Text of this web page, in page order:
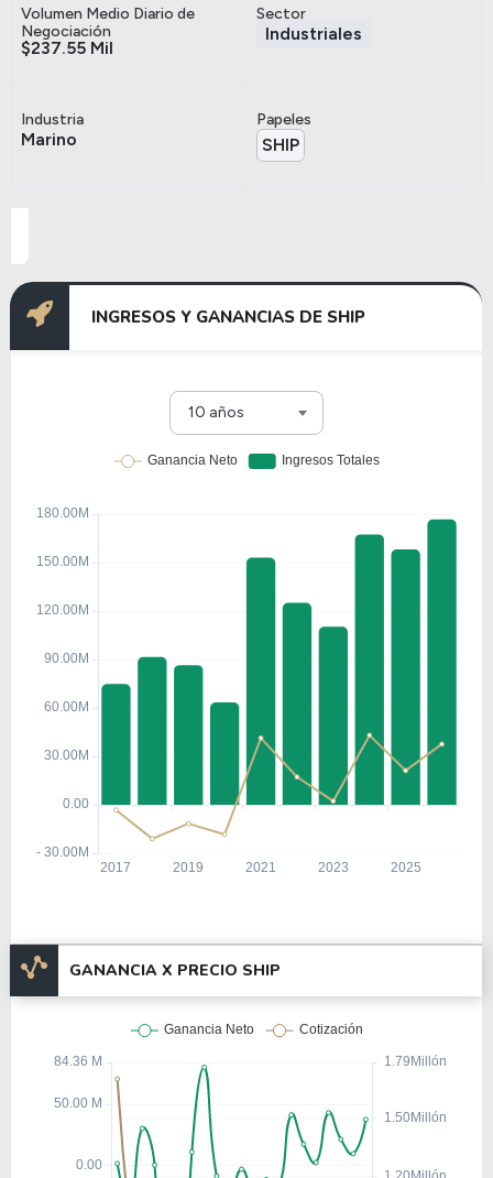
Volumen Medio Diario de
Negociación
$237.55 Mil
Sector
Industriales
Industria
Marino
Papeles
SHIP
INGRESOS Y GANANCIAS DE SHIP
10 años
GANANCIA X PRECIO SHIP